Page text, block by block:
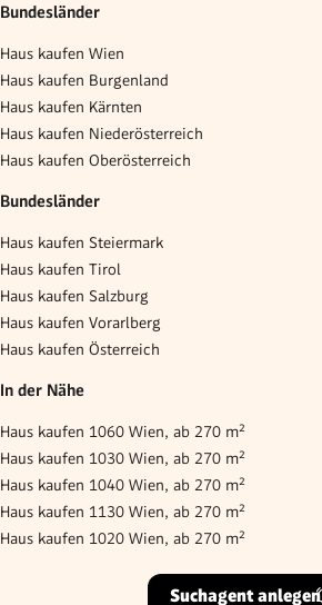
Bundesländer
Haus kaufen Wien
Haus kaufen Burgenland
Haus kaufen Kärnten
Haus kaufen Niederösterreich
Haus kaufen Oberösterreich
Bundesländer
Haus kaufen Steiermark
Haus kaufen Tirol
Haus kaufen Salzburg
Haus kaufen Vorarlberg
Haus kaufen Österreich
In der Nähe
Haus kaufen 1060 Wien, ab 270 m²
Haus kaufen 1030 Wien, ab 270 m²
Haus kaufen 1040 Wien, ab 270 m²
Haus kaufen 1130 Wien, ab 270 m²
Haus kaufen 1020 Wien, ab 270 m²
Suchagent anlegen